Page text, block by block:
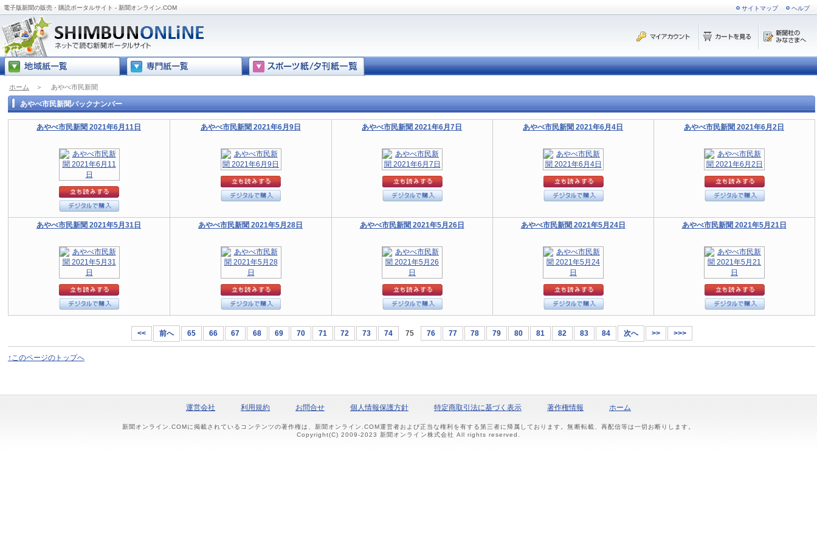
電子版新聞の販売・購読ポータルサイト - 新聞オンライン.COM サイトマップ ヘルプ
ホーム ＞ あやべ市民新聞
あやべ市民新聞バックナンバー
あやべ市民新聞 2021年6月11日 あやべ市民新聞 2021年6月9日 あやべ市民新聞 2021年6月7日 あやべ市民新聞 2021年6月4日 あやべ市民新聞 2021年6月2日
あやべ市民新聞 2021年5月31日 あやべ市民新聞 2021年5月28日 あやべ市民新聞 2021年5月26日 あやべ市民新聞 2021年5月24日 あやべ市民新聞 2021年5月21日
<< 前へ 65 66 67 68 69 70 71 72 73 74 75 76 77 78 79 80 81 82 83 84 次へ >> >>>
↑このページのトップへ
運営会社 利用規約 お問合せ 個人情報保護方針 特定商取引法に基づく表示 著作権情報 ホーム
新聞オンライン.COMに掲載されているコンテンツの著作権は、新聞オンライン.COM運営者および正当な権利を有する第三者に帰属しております。無断転載、再配信等は一切お断りします。
Copyright(C) 2009-2023 新聞オンライン株式会社 All rights reserved.